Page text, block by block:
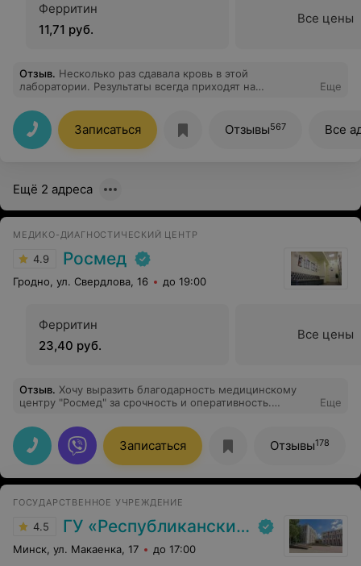
Ферритин
11,71 руб.
Все цены
Отзыв. Несколько раз сдавала кровь в этой
лаборатории. Результаты всегда приходят на
большой плюс. Сыворотка хранится несколько дней и
мне приходилось дозаказывать некоторые показатели.
Специалисты на ресепшене всегда оперативно
уточняют в Минске, возможно ли это. В этот раз
Спасибо! Отдельное спасибо девушкам на ресепшене.
культурно. Успехов Вам!
Еще
Записаться Отзывы567 Все
Ещё 2 адреса
МЕДИКО-ДИАГНОСТИЧЕСКИЙ ЦЕНТР
4.9 Росмед
Гродно, ул. Свердлова, 16 до 19:00
Ферритин
23,40 руб.
Все цены
Отзыв. Хочу выразить благодарность медицинскому
центру "Росмед" за срочность и оперативность.
экстренная боль, все занято, не пробиться, все по
записи. Огромное спасибо, что приняли меня без
записи и нашли местечко. Очень довольна и
благодарна. Всем рекомендую!
Еще
Записаться Отзывы178
ГОСУДАРСТВЕННОЕ УЧРЕЖДЕНИЕ
4.5 ГУ «Республиканский научно-практический центр медицинской экспертизы и реабилитаци»
Минск, ул. Макаенка, 17 до 17:00